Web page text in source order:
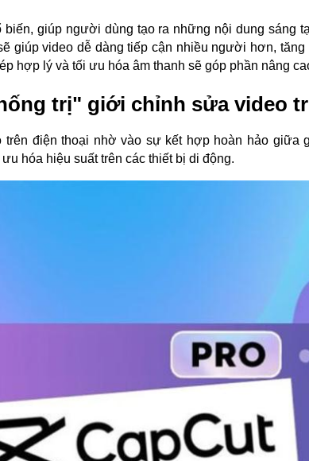
giúp người dùng tạo ra những nội dung sáng
giúp video dễ dàng tiếp cận nhiều người hơn,
hợp lý và tối ưu hóa âm thanh sẽ góp phần nâng
trị" giới chỉnh sửa video
điện thoại nhờ vào sự kết hợp hoàn hảo giữa
hóa hiệu suất trên các thiết bị di động.